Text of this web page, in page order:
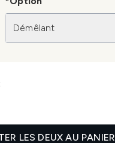
Démêlant
LES DEUX AU PANIER